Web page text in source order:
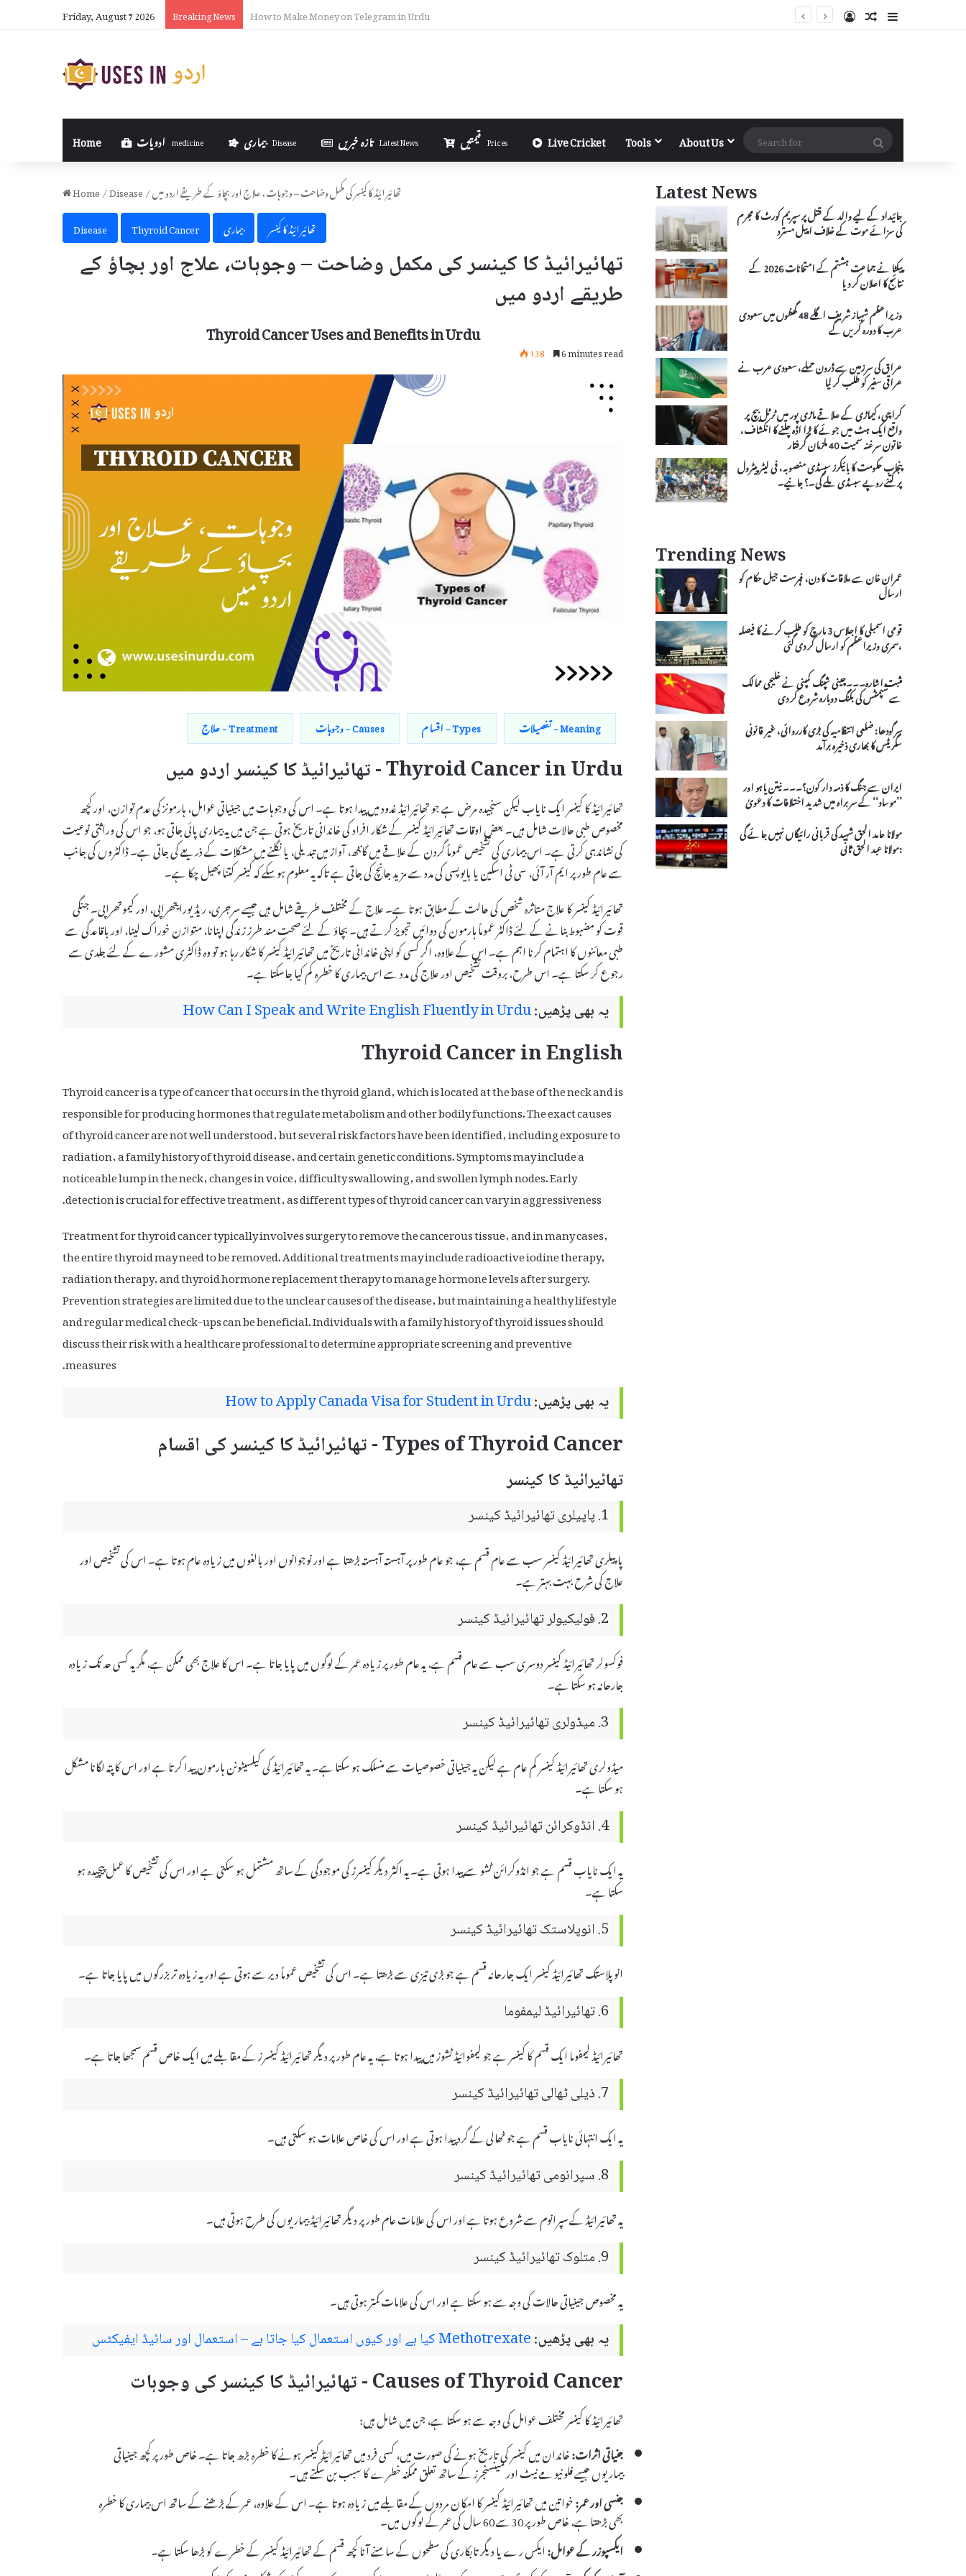
Friday, August 7 2026 Breaking News How to Put Formula in Excel in Urdu Log InRandom Article
Sidebar
Home medicine بیماری Disease تازہ خبریں Latest News Prices Live Cricket Tools About Us
Search
for
Home/Disease/تھائیرائیڈ کا کینسر کی مکمل وضاحت – وجوہات، علاج اور بچاؤ کے طریقے اردو میں
Disease
Thyroid Cancer بیماری تھائیرائیڈ کا کینسر
تھائیرائیڈ کا کینسر کی مکمل وضاحت – وجوہات، علاج اور بچاؤ کے
طریقے اردو میں
Thyroid Cancer Uses and Benefits in Urdu
138 6 minutes read
Meaning - تفصیلات Types - اقسام Causes - وجوہات Treatment - علاج
Thyroid Cancer in Urdu - تھائیرائیڈ کا کینسر اردو میں
تھائیرائیڈ کا کینسر ایک نایاب لیکن سنجیدہ مرض ہے جو تھائیرائیڈ غدود میں پیدا ہوتا ہے۔ اس کی وجوہات میں جینیاتی عوامل، ہارمونز کی عدم توازن، اور کچھ
مخصوص طبی حالات شامل ہیں۔ بعض اوقات تھائیرائیڈ کینسر کے شکار افراد کی خاندانی تاریخ ہوتی ہے جن میں یہ بیماری پائی جاتی ہو، جو اس کی وراثتی نوعیت
کی نشاندہی کرتی ہے۔ اس بیماری کی تشخیص عموماً گردن کے علاقے میں گانٹھ، آواز میں تبدیلی، یا نگلنے میں مشکلات کے ذریعے کی جاتی ہے۔ ڈاکٹروں کی جانب
سے عام طور پر ایم آر آئی، سی ٹی اسکین یا بایوپسی کی مدد سے مزید جانچ کی جاتی ہے تاکہ یہ معلوم ہوسکے کہ کینسر کتنا پھیل چکا ہے۔
تھائیرائیڈ کینسر کا علاج متاثرہ شخص کی حالت کے مطابق ہوتا ہے۔ علاج کے مختلف طریقے شامل ہیں جیسے سرجری، ریڈیورایتھراپی، اور کیموتھراپی۔ جنگی
قوت کو مضبوط بنانے کے لئے ڈاکٹر عموماً ہارمون کی دوائیں تجویز کرتے ہیں۔ بچاؤ کے لئے صحت مند طرز زندگی اپنانا، متوازن خوراک لینا، اور باقاعدگی سے
طبی معائنوں کا اہتمام کرنا اہم ہے۔ اس کے علاوہ، اگر کسی کو اپنی خاندانی تاریخ میں تھائیرائیڈ کینسر کا شکار رہا ہو تو وہ ڈاکٹری مشورے کے لئے جلدی سے
رجوع کر سکتا ہے۔ اس طرح، بروقت تشخیص اور علاج کی مدد سے اس بیماری کا خطرہ کم کیا جاسکتا ہے۔
یہ بھی پڑھیں:How Can I Speak and Write English Fluently in Urdu
Thyroid Cancer in English
Thyroid cancer is a type of cancer that occurs in the thyroid gland, which is located at the base of the neck and is
responsible for producing hormones that regulate metabolism and other bodily functions. The exact causes
of thyroid cancer are not well understood, but several risk factors have been identified, including exposure to
radiation, a family history of thyroid disease, and certain genetic conditions. Symptoms may include a
noticeable lump in the neck, changes in voice, difficulty swallowing, and swollen lymph nodes. Early
detection is crucial for effective treatment, as different types of thyroid cancer can vary in aggressiveness.
Treatment for thyroid cancer typically involves surgery to remove the cancerous tissue, and in many cases,
the entire thyroid may need to be removed. Additional treatments may include radioactive iodine therapy,
radiation therapy, and thyroid hormone replacement therapy to manage hormone levels after surgery.
Prevention strategies are limited due to the unclear causes of the disease, but maintaining a healthy lifestyle
and regular medical check-ups can be beneficial. Individuals with a family history of thyroid issues should
discuss their risk with a healthcare professional to determine appropriate screening and preventive
measures.
یہ بھی پڑھیں:How to Apply Canada Visa for Student in Urdu
Types of Thyroid Cancer - تھائیرائیڈ کا کینسر کی اقسام
تھائیرائیڈ کا کینسر
1. پاپیلری تھائیرائیڈ کینسر
پاپیلری تھائیرائیڈ کینسر سب سے عام قسم ہے، جو عام طور پر آہستہ آہستہ بڑھتا ہے اور نوجوانوں اور بالغوں میں زیادہ عام ہوتا ہے۔ اس کی تشخیص اور
علاج کی شرح بہت بہتر ہے۔
2. فولیکیولر تھائیرائیڈ کینسر
فوکسولر تھائیرائیڈ کینسر دوسری سب سے عام قسم ہے، یہ عام طور پر زیادہ عمر کے لوگوں میں پایا جاتا ہے۔ اس کا علاج بھی ممکن ہے، مگر یہ کسی حد تک زیادہ
جارحانہ ہو سکتا ہے۔
3. میڈولری تھائیرائیڈ کینسر
میڈولری تھائیرائیڈ کینسر کم عام ہے لیکن یہ جینیاتی خصوصیات سے منسلک ہو سکتا ہے۔ یہ تھائیرائیڈ کی کیلسیٹونن ہارمون پیدا کرتا ہے اور اس کا پتہ لگانا مشکل
ہو سکتا ہے۔
4. انڈوکرائن تھائیرائیڈ کینسر
یہ ایک نایاب قسم ہے جو انڈوکرائن ٹشو سے پیدا ہوتی ہے۔ یہ اکثر دیگر کینسرز کی موجودگی کے ساتھ مشتمل ہو سکتی ہے اور اس کی تشخیص کا عمل پیچیدہ ہو
سکتا ہے۔
5. انوپلاستک تھائیرائیڈ کینسر
انوپلاستک تھائیرائیڈ کینسر ایک جارحانہ قسم ہے جو بڑی تیزی سے بڑھتا ہے۔ اس کی تشخیص عموماً دیر سے ہوتی ہے اور یہ زیادہ تر بزرگوں میں پایا جاتا ہے۔
6. تھائیرائیڈ لیمفوما
تھائیرائیڈ لیمفوما ایک قسم کا کینسر ہے جو لیمفوائیڈ ٹشوز میں پیدا ہوتا ہے، یہ عام طور پر دیگر تھائیرائیڈ کینسرز کے مقابلے میں ایک خاص قسم سمجھا جاتا ہے۔
7. ذیلی ٹھالی تھائیرائیڈ کینسر
یہ ایک انتہائی نایاب قسم ہے جو ٹھالی کے گرد پیدا ہوتی ہے اور اس کی خاص علامات ہو سکتی ہیں۔
8. سپرانومی تھائیرائیڈ کینسر
یہ تھائیرائیڈ کے سپرانوم سے شروع ہوتا ہے اور اس کی علامات عام طور پر دیگر تھائیرائیڈ بیماریوں کی طرح ہوتی ہیں۔
9. متلوک تھائیرائیڈ کینسر
یہ مخصوص جینیاتی حالات کی وجہ سے ہو سکتا ہے اور اس کی علامات کمتر ہوتی ہیں۔
یہ بھی پڑھیں:Methotrexate کیا ہے اور کیوں استعمال کیا جاتا ہے – استعمال اور سائیڈ ایفیکٹس
Causes of Thyroid Cancer - تھائیرائیڈ کا کینسر کی وجوہات
تھائیرائیڈ کا کینسر مختلف عوامل کی وجہ سے ہو سکتا ہے، جن میں شامل ہیں:
جنیاتی اثرات:خاندان میں کینسر کی تاریخ ہونے کی صورت میں، کسی فرد میں تھائیرائیڈ کینسر ہونے کا خطرہ بڑھ جاتا ہے۔ خاص طور پر کچھ جینیاتی
بیماریوں جیسے فلو نیو مے نیٹ اور مینسنجرز کے ساتھ تعلق ممکنہ خطرے کا سبب بن سکتے ہیں۔
جنسی اور عمر:خواتین میں تھائیرائیڈ کینسر کا امکان مردوں کے مقابلے میں زیادہ ہوتا ہے۔ اس کے علاوہ، عمر کے بڑھنے کے ساتھ اس بیماری کا خطرہ
بھی بڑھتا ہے، خاص طور پر 30 سے 60 سال کی عمر کے لوگوں میں۔
ایکسپوزر کے عوامل:ایکس رے یا دیگر تابکاری کی سطحوں کے سامنے آنا کچھ قسم کے تھائیرائیڈ کینسر کے خطرے کو بڑھا سکتا ہے۔
Latest News
جائیداد کے لیے والد کے قتل پر سپریم کورٹ کا مجرم
کی سزائے موت کے خلاف اپیل مسترد
پیکٹا نے جماعت ہشتم کے امتحانات 2026 کے
نتائج کا اعلان کر دیا
وزیراعظم شہباز شریف اگلے 48 گھنٹوں میں سعودی
عرب کا دورہ کریں گے
عراق کی سرزمین سے ڈرون حملے، سعودی عرب نے
عراقی سفیر کو طلب کر لیا
کراچی، کیماڑی کے علاقے ماڑی پور میں ٹرٹل بیچ پر
واقع ایک ہٹ میں جوئے کا بڑا اڈہ چلنے کا انکشاف،
خاتون سرغنہ سمیت 40 ملزمان گرفتار
پنجاب حکومت کا بائیکرز سبسڈی منصوبہ، فی لیٹر پیٹرول
پر کتنے روپے سبسڈی ملے گی۔؟ جانیے۔
Trending News
عمران خان سے ملاقات کا دن، فہرست جیل حکام کو
ارسال
قومی اسمبلی کا اجلاس 3 مارچ کو طلب کرنے کا فیصلہ
،سمری وزیراعظم کو ارسال کر دی گئی
مثبت اشارہ۔۔۔چینی شپنگ کمپنی نے خلیجی ممالک
سے شپمنٹس کی بکنگ دوبارہ شروع کر دی
سرگودھا: ضلعی انتظامیہ کی بڑی کارروائی، غیر قانونی
سگریٹس کا بھاری ذخیرہ برآمد
ایران سے جنگ کا ذمہ دار کون؟۔۔۔ نیتن یاہو اور
’’موساد‘‘ کے سربراہ میں شدید اختلافات کا دعویٰ
مولانا حامد الحق شہید کی قربانی رائیگاں نہیں جائے گی
:مولانا عبد الحق ثانی